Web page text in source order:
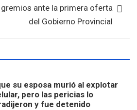
ante la primera oferta
del Gobierno Provincial
su esposa murió al explotar
pero las pericias lo
y fue detenido